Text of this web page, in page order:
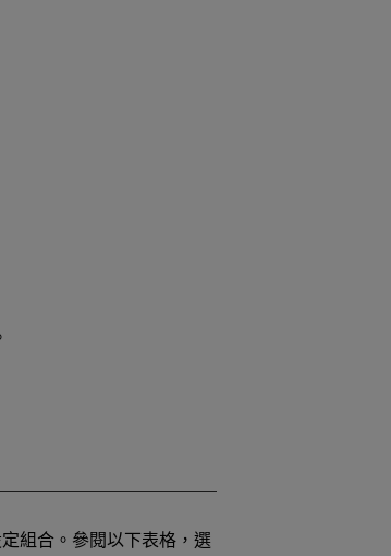
定組合。參閱以下表格，選